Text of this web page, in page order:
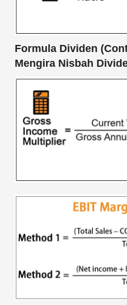
Formula Dividen
Mengira Nisbah